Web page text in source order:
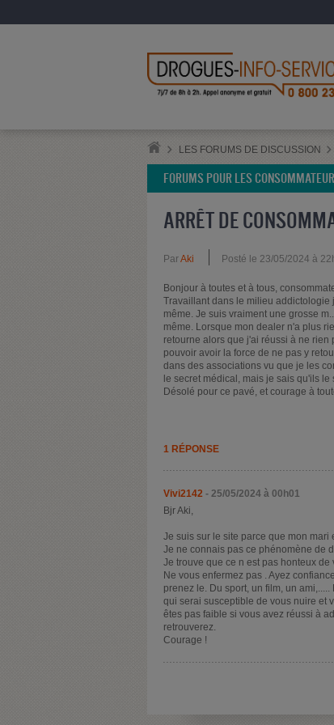
LES FORUMS DE DISCUSSION
FORUMS POUR LES
ARRÊT DE
ParAki Posté le 23/05/2024 à
Bonjour à toutes et à tous,
Travaillant dans le milieu
même. Je suis vraiment une grosse
même. Lorsque mon dealer n'a plus
retourne alors que j'ai réussi à ne rien
pouvoir avoir la force de ne pas y
dans des associations vu que je les
le secret médical, mais je sais qu'ils
Désolé pour ce pavé, et courage à
1 RÉPONSE
Vivi2142 - 25/05/2024 à 00h01
Bjr Aki,
Je suis sur le site parce que mon mari
Je ne connais pas ce phénomène de
Je trouve que ce n est pas honteux
Ne vous enfermez pas . Ayez
prenez le. Du sport, un film, un
qui serai susceptible de vous nuire et
êtes pas faible si vous avez réussi à
retrouverez.
Courage !